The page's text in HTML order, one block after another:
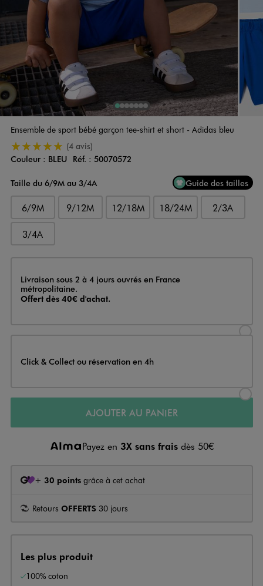
1Sur 7
2Sur 7
3Sur 7
4Sur 7
5Sur 7
6Sur 7
7 Sur 7
Ensemble de sport bébé garçon tee-shirt et short - Adidas bleu
5/5 de moyenne(4 avis)
Couleur
Couleur : BLEU Réf. : 50070572
Taille du 6/9M au 3/4A
Guide des tailles
6/9M 9/12M 12/18M 18/24M 2/3A
3/4A
Livraison
Livraison sous 2 à 4 jours ouvrés en France
métropolitaine.
Offert dès 40€ d'achat.
Click & Collect ou réservation en 4h
AJOUTER AU PANIER
Payez en 3X sans frais dès 50€
+ 30 points grâce à cet achat
Retours OFFERTS 30 jours
Les plus produit
100% coton